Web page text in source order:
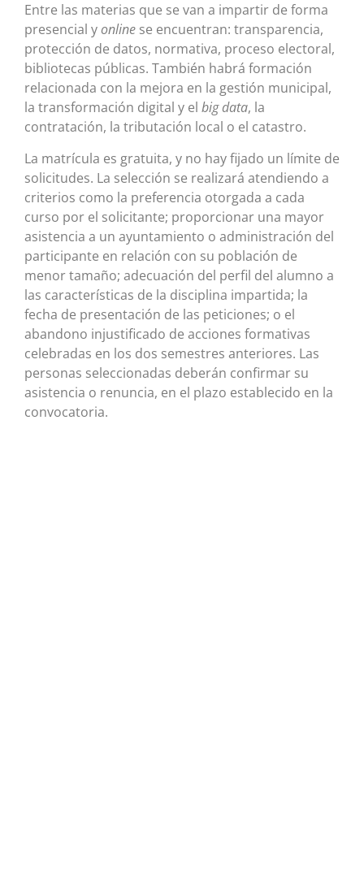
Entre las materias que se van a impartir de forma
presencial yonline se encuentran: transparencia,
protección de datos, normativa, proceso electoral,
bibliotecas públicas. También habrá formación
relacionada con la mejora en la gestión municipal,
la transformación digital y el big data, la
contratación, la tributación local o el catastro.
La matrícula es gratuita, y no hay fijado un límite de
solicitudes. La selección se realizará atendiendo a
criterios como la preferencia otorgada a cada
curso por el solicitante; proporcionar una mayor
asistencia a un ayuntamiento o administración del
participante en relación con su población de
menor tamaño; adecuación del perfil del alumno a
las características de la disciplina impartida; la
fecha de presentación de las peticiones; o el
abandono injustificado de acciones formativas
celebradas en los dos semestres anteriores. Las
personas seleccionadas deberán confirmar su
asistencia o renuncia, en el plazo establecido en la
convocatoria.